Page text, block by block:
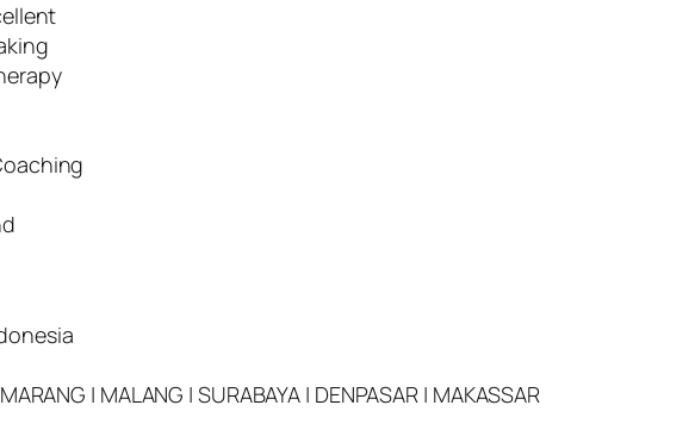
| MALANG | SURABAYA | DENPASAR | MAKASSAR